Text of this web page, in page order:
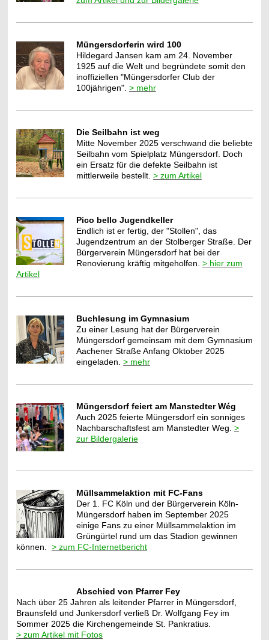
Müngersdorferin wird 100
Hildegard Jansen kam am 24. November
1925 auf die Welt und begründete somit den
inoffiziellen "Müngersdorfer Club der
100jährigen". > mehr
Die Seilbahn ist weg
Mitte November 2025 verschwand die beliebte
Seilbahn vom Spielplatz Müngersdorf. Doch
ein Ersatz für die defekte Seilbahn ist
mittlerweile bestellt. > zum Artikel
Pico bello Jugendkeller
Endlich ist er fertig, der "Stollen", das
Jugendzentrum an der Stolberger Straße. Der
Bürgerverein Müngersdorf hat bei der
Renovierung kräftig mitgeholfen. > hier zum
Artikel
Buchlesung im Gymnasium
Zu einer Lesung hat der Bürgerverein
Müngersdorf gemeinsam mit dem Gymnasium
Aachener Straße Anfang Oktober 2025
eingeladen. > mehr
Müngersdorf feiert am Manstedter Wég
Auch 2025 feierte Müngersdorf ein sonniges
Nachbarschaftsfest am Manstedter Weg. >
zur Bildergalerie
Müllsammelaktion mit FC-Fans
Der 1. FC Köln und der Bürgerverein Köln-
Müngersdorf haben im September 2025
einige Fans zu einer Müllsammelaktion im
Grüngürtel rund um das Stadion gewinnen
können. > zum FC-Internetbericht
Abschied von Pfarrer Fey
Nach über 25 Jahren als leitender Pfarrer in Müngersdorf,
Braunsfeld und Junkersdorf verließ Dr. Wolfgang Fey im
Sommer 2025 die Kirchengemeinde St. Pankratius.
> zum Artikel mit Fotos